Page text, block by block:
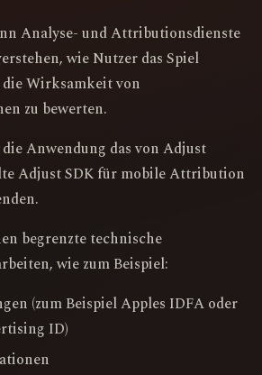
Analyse- und Attributionsdienste
wie Nutzer das Spiel
Wirksamkeit von
zu bewerten.
Anwendung das von Adjust
Adjust SDK für mobile Attribution
begrenzte technische
wie zum Beispiel:
(zum Beispiel Apples IDFA oder
ID)